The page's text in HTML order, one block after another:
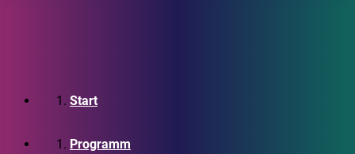
Start
Programm